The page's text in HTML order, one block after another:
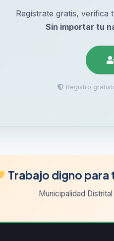
Regístrate gratis, verifica
Sin importar tu
Registro
Trabajo digno para
Municipalidad